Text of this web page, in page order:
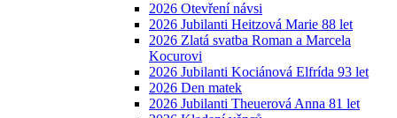
2026 Otevření návsi
2026 Jubilanti Heitzová Marie 88 let
2026 Zlatá svatba Roman a Marcela
Kocurovi
2026 Jubilanti Kociánová Elfrída 93 let
2026 Den matek
2026 Jubilanti Theuerová Anna 81 let